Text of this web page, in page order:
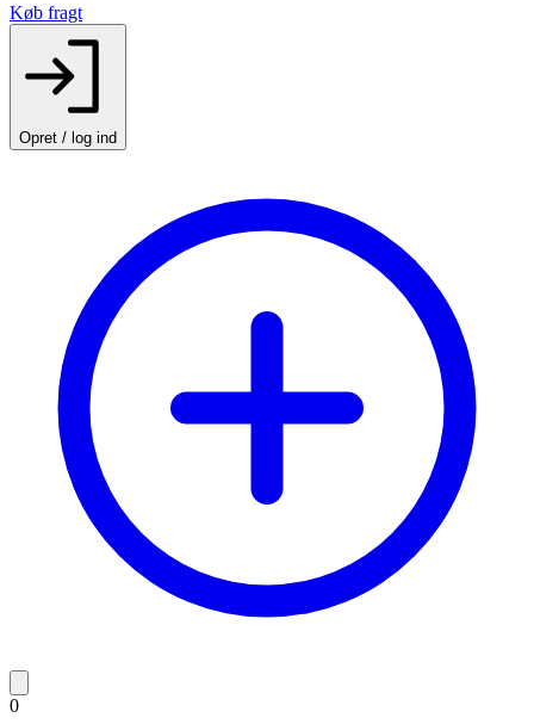
Køb fragt
Opret / log ind
0